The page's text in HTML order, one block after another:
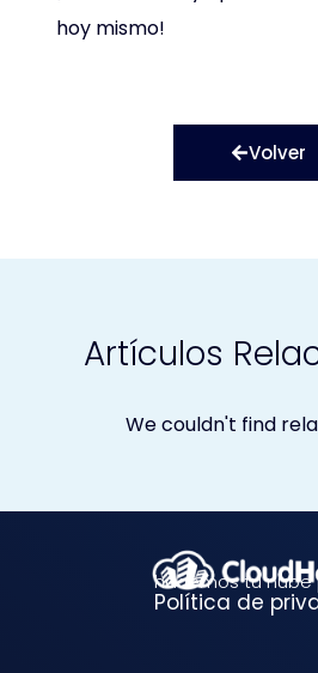
hoy mismo!
Volver
Artículos
We couldn't find
hacemos tu nube
Política de